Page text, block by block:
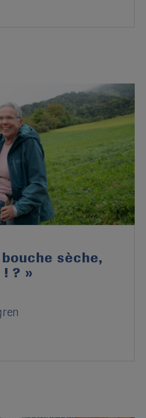
sèche,
? »